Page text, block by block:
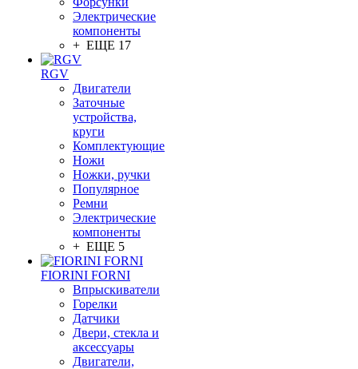
Электрические
компоненты
+ ЕЩЕ 17
RGV
Двигатели
Заточные
устройства,
круги
Комплектующие
Ножи
Ножки, ручки
Популярное
Ремни
Электрические
компоненты
+ ЕЩЕ 5
FIORINI FORNI
Впрыскиватели
Горелки
Датчики
Двери, стекла и
аксессуары
Двигатели,